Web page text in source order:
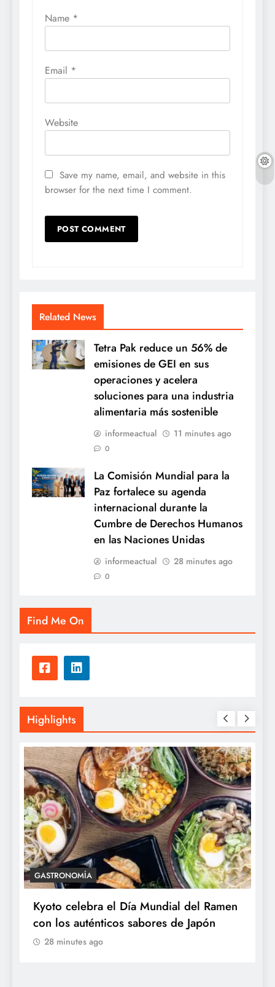
Name *
Email *
Website
Save my name, email, and website in this
browser for the next time I comment.
Related News
Tetra Pak reduce un 56% de
emisiones de GEI en sus
operaciones y acelera
soluciones para una industria
alimentaria más sostenible
informeactual 11 minutes ago
0
La Comisión Mundial para la
Paz fortalece su agenda
internacional durante la
Cumbre de Derechos Humanos
en las Naciones Unidas
informeactual 28 minutes ago
0
Find Me On
Highlights
del Ramen
Japón
ACTUALIDAD EMPRESAS
Tetra Pak reduce un 56% de
de GEI en sus operaciones y
soluciones para una industria